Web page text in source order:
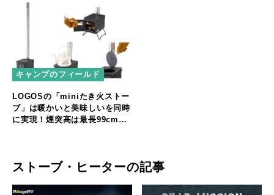
キャンプのフィールド
LOGOSの「miniたき火ストー
ブ」は暖かいと美味しいを同時
に実現！煙突高は最長99cm！
ストーブ・ヒーターの記事